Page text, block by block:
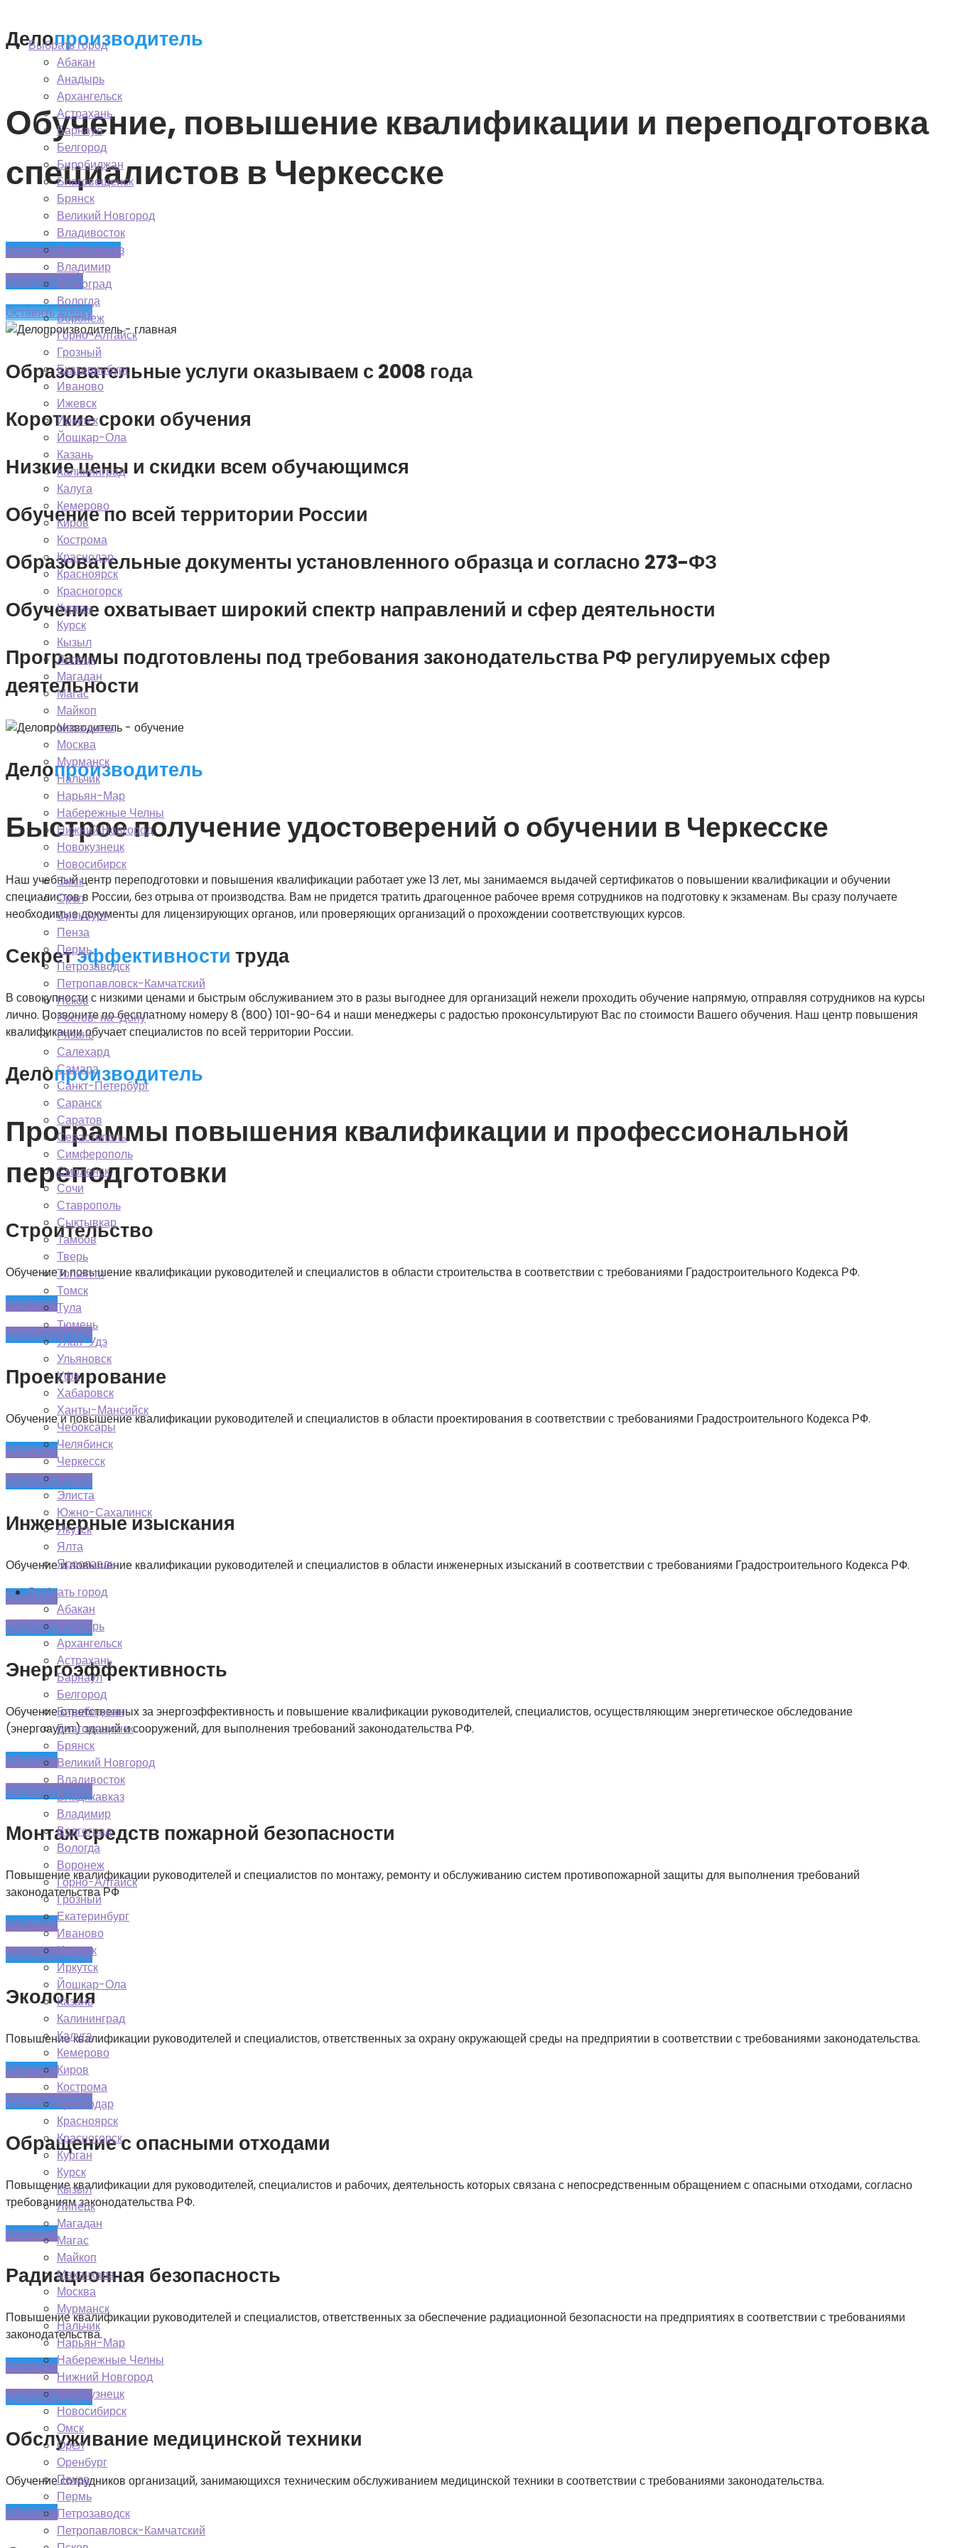
содержимому
Выбрать город
Абакан
Анадырь
Архангельск
Астрахань
Барнаул
Белгород
Биробиджан
Благовещенск
Брянск
Великий Новгород
Владивосток
Владикавказ
Владимир
Волгоград
Вологда
Воронеж
Горно-Алтайск
Грозный
Екатеринбург
Иваново
Ижевск
Иркутск
Йошкар-Ола
Казань
Калининград
Калуга
Кемерово
Киров
Кострома
Краснодар
Красноярск
Красногорск
Курган
Курск
Кызыл
Липецк
Магадан
Магас
Майкоп
Махачкала
Москва
Мурманск
Нальчик
Нарьян-Мар
Набережные Челны
Нижний Новгород
Новокузнецк
Новосибирск
Омск
Орел
Оренбург
Пенза
Пермь
Петрозаводск
Петропавловск-Камчатский
Псков
Ростов-на-Дону
Рязань
Салехард
Самара
Санкт-Петербург
Саранск
Саратов
Севастополь
Симферополь
Смоленск
Сочи
Ставрополь
Сыктывкар
Тамбов
Тверь
Тольятти
Томск
Тула
Тюмень
Улан-Удэ
Ульяновск
Уфа
Хабаровск
Ханты-Мансийск
Чебоксары
Челябинск
Черкесск
Чита
Элиста
Южно-Сахалинск
Якутск
Ялта
Ярославль
Выбрать город
Абакан
Анадырь
Архангельск
Астрахань
Барнаул
Белгород
Биробиджан
Благовещенск
Брянск
Великий Новгород
Владивосток
Владикавказ
Владимир
Волгоград
Вологда
Воронеж
Горно-Алтайск
Грозный
Екатеринбург
Иваново
Ижевск
Иркутск
Йошкар-Ола
Казань
Калининград
Калуга
Кемерово
Киров
Кострома
Краснодар
Красноярск
Красногорск
Курган
Курск
Кызыл
Липецк
Магадан
Магас
Майкоп
Махачкала
Москва
Мурманск
Нальчик
Нарьян-Мар
Набережные Челны
Нижний Новгород
Новокузнецк
Новосибирск
Омск
Орел
Оренбург
Пенза
Пермь
Петрозаводск
Петропавловск-Камчатский
Делопроизводитель
Обучение, повышение квалификации и переподготовка
специалистов в Черкесске
Программы обучения
Наши клиенты
Оставить заявку
Образовательные услуги оказываем с 2008 года
Короткие сроки обучения
Низкие цены и скидки всем обучающимся
Обучение по всей территории России
Образовательные документы установленного образца и согласно 273-ФЗ
Обучение охватывает широкий спектр направлений и сфер деятельности
Программы подготовлены под требования законодательства РФ регулируемых сфер
деятельности
Делопроизводитель
Быстрое получение удостоверений о обучении в Черкесске
Наш учебный центр переподготовки и повышения квалификации работает уже 13 лет, мы занимаемся выдачей сертификатов о повышении квалификации и обучении
специалистов в России, без отрыва от производства. Вам не придется тратить драгоценное рабочее время сотрудников на подготовку к экзаменам. Вы сразу получаете
необходимые документы для лицензирующих органов, или проверяющих организаций о прохождении соответствующих курсов.
Секретэффективности труда
В совокупности с низкими ценами и быстрым обслуживанием это в разы выгоднее для организаций нежели проходить обучение напрямую, отправляя сотрудников на курсы
лично. Позвоните по бесплатному номеру 8 (800) 101-90-64 и наши менеджеры с радостью проконсультируют Вас по стоимости Вашего обучения. Наш центр повышения
квалификации обучает специалистов по всей территории России.
Делопроизводитель
Программы повышения квалификации и профессиональной
переподготовки
Строительство
Обучение и повышение квалификации руководителей и специалистов в области строительства в соответствии с требованиями Градостроительного Кодекса РФ.
Обучение
Переподготовка
Проектирование
Обучение и повышение квалификации руководителей и специалистов в области проектирования в соответствии с требованиями Градостроительного Кодекса РФ.
Обучение
Переподготовка
Инженерные изыскания
Обучение и повышение квалификации руководителей и специалистов в области инженерных изысканий в соответствии с требованиями Градостроительного Кодекса РФ.
Обучение
Переподготовка
Энергоэффективность
Обучение ответственных за энергоэффективность и повышение квалификации руководителей, специалистов, осуществляющим энергетическое обследование
(энергоаудит) зданий и сооружений, для выполнения требований законодательства РФ.
Обучение
Переподготовка
Монтаж средств пожарной безопасности
Повышение квалификации руководителей и специалистов по монтажу, ремонту и обслуживанию систем противопожарной защиты для выполнения требований
законодательства РФ
Обучение
Переподготовка
Экология
Повышение квалификации руководителей и специалистов, ответственных за охрану окружающей среды на предприятии в соответствии с требованиями законодательства.
Обучение
Переподготовка
Обращение с опасными отходами
Повышение квалификации для руководителей, специалистов и рабочих, деятельность которых связана с непосредственным обращением с опасными отходами, согласно
требованиям законодательства РФ.
Обучение
Радиационная безопасность
Повышение квалификации руководителей и специалистов, ответственных за обеспечение радиационной безопасности на предприятиях в соответствии с требованиями
законодательства.
Обучение
Переподготовка
Обслуживание медицинской техники
Обучение сотрудников организаций, занимающихся техническим обслуживанием медицинской техники в соответствии с требованиями законодательства.
Обучение